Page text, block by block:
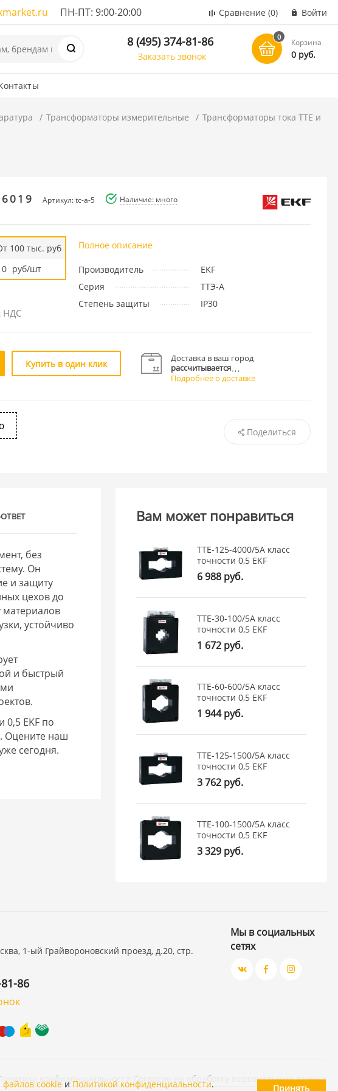
ПН-ПТ: 9:00-20:00 Сравнение (0) Войти
8 (495) 374-81-86
Заказать звонок
0
Корзина
0 руб.
Трансформаторы измерительные
Трансформаторы тока ТТЕ и
Артикул: tc-a-5 Наличие: много
100 тыс. руб
0 руб/шт
НДС
Полное описание
Производитель
EKF
Серия
ТТЭ-А
Степень защиты
IP30
Купить в один клик
Доставка в ваш город
рассчитывается
Подробнее о доставке
Поделиться
без
Он
и защиту
цехов до
устойчиво
и быстрый
0,5 EKF по
Оцените наш
сегодня.
Вам может понравиться
ТТЕ-125-4000/5А класс
точности 0,5 EKF
6 988 руб.
ТТЕ-30-100/5А класс
точности 0,5 EKF
1 672 руб.
ТТЕ-60-600/5А класс
точности 0,5 EKF
1 944 руб.
ТТЕ-125-1500/5А класс
точности 0,5 EKF
3 762 руб.
ТТЕ-100-1500/5А класс
точности 0,5 EKF
3 329 руб.
1-ый Грайвороновский проезд, д.20, стр.
86
Мы в социальных
сетях
конфиденциальности Согласие на обработку персональных данных
файлов cookie и Политикой конфиденциальности. Принять